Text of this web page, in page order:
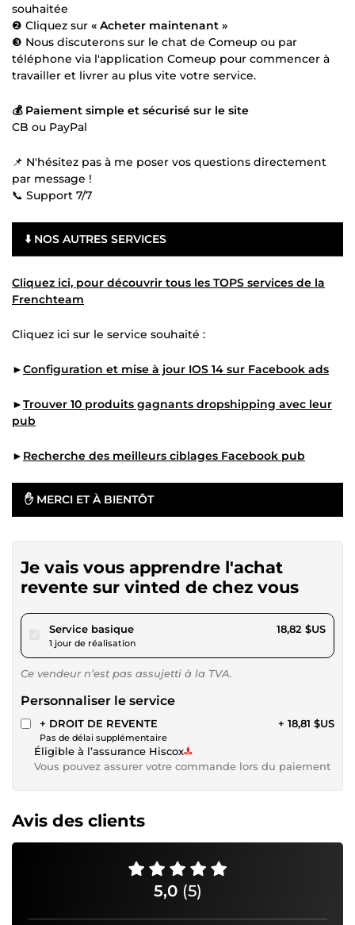
souhaitée
❷ Cliquez sur « Acheter maintenant »
❸ Nous discuterons sur le chat de Comeup ou par
téléphone via l'application Comeup pour commencer à
travailler et livrer au plus vite votre service.
💰 Paiement simple et sécurisé sur le site
CB ou PayPal
📌 N'hésitez pas à me poser vos questions directement
par message !
📞 Support 7/7
⬇️ NOS AUTRES SERVICES
Cliquez ici, pour découvrir tous les TOPS services de la
Frenchteam
Cliquez ici sur le service souhaité :
►Configuration et mise à jour IOS 14 sur Facebook ads
►Trouver 10 produits gagnants dropshipping avec leur
pub
► Recherche des meilleurs ciblages Facebook pub
✋ MERCI ET À BIENTÔT
Je vais vous apprendre l'achat
revente sur vinted de chez vous
Service basiquepour 17,34 $US
1 jour de réalisation
18,82 $US
Ce vendeur n’est pas assujetti à la TVA.
Personnaliser le service
+ DROIT DE REVENTE
Pas de délai supplémentaire
+ 18,81 $US
Éligible à l’assurance Hiscox
Vous pouvez assurer votre commande lors du paiement
Avis des clients
5,0 (5)